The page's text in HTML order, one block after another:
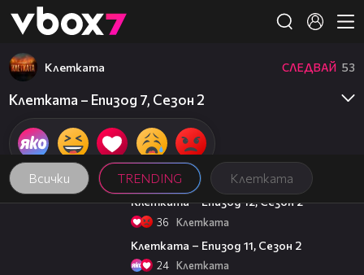
👾
Всички TRENDING Клетката
Клетката СЛЕДВАЙ 53
Клетката – Епизод 7, Сезон 2
48:24
Клетката – Епизод 12, Сезон 2
36 Клетката
Клетката – Епизод 11, Сезон 2
24 Клетката